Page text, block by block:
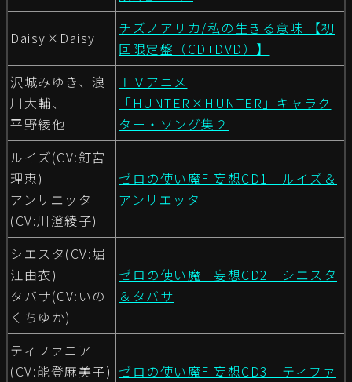
Daisy×Daisy
チズノアリカ/私の生きる意味 【初
回限定盤（CD+DVD）】
沢城みゆき、浪
川大輔、
平野綾他
ＴＶアニメ
「HUNTER×HUNTER」キャラク
ター・ソング集２
ルイズ(CV:釘宮
理恵)
アンリエッタ
(CV:川澄綾子)
ゼロの使い魔F 妄想CD1 ルイズ＆
アンリエッタ
シエスタ(CV:堀
江由衣)
タバサ(CV:いの
くちゆか)
ゼロの使い魔F 妄想CD2 シエスタ
＆タバサ
ティファニア
(CV:能登麻美子) ゼロの使い魔F 妄想CD3 ティファ